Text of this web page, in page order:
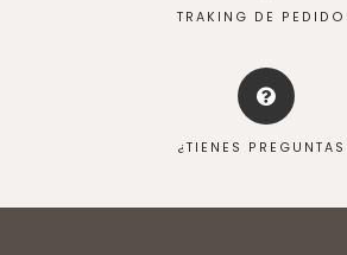
TRAKING DE
¿TIENES